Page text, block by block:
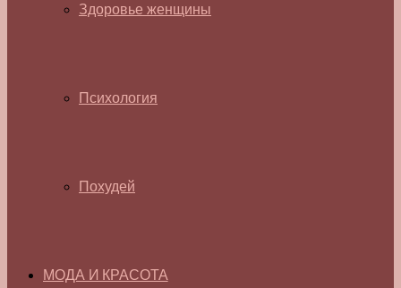
Здоровье женщины
Психология
Похудей
МОДА И КРАСОТА